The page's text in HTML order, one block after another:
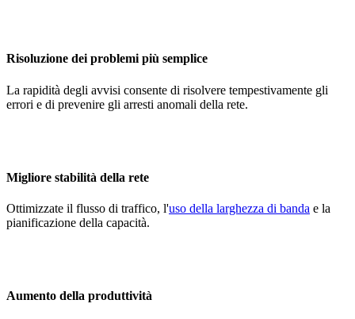
Risoluzione dei problemi più semplice
La rapidità degli avvisi consente di risolvere tempestivamente gli
errori e di prevenire gli arresti anomali della rete.
Migliore stabilità della rete
Ottimizzate il flusso di traffico, l'uso della larghezza di banda e la
pianificazione della capacità.
Aumento della produttività